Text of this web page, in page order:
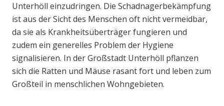
Unterhöll einzudringen. Die Schadnagerbekämpfung
ist aus der Sicht des Menschen oft nicht vermeidbar,
da sie als Krankheitsüberträger fungieren und
zudem ein generelles Problem der Hygiene
signalisieren. In der Großstadt Unterhöll pflanzen
sich die Ratten und Mäuse rasant fort und leben zum
Großteil in menschlichen Wohngebieten.